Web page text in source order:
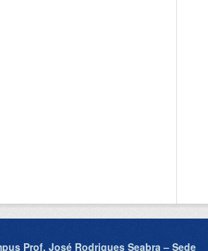
Prof. José Rodrigues Seabra – Sede